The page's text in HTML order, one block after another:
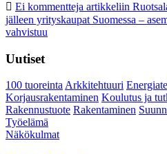
Ei kommentteja artikkeliin
jälleen yrityskaupat Suomessa –
vahvistuu
Uutiset
100 tuoreintaArkkitehtuuri
Korjausrakentaminen Koulutus ja
Rakennustuote Rakentaminen
Työelämä
Näkökulmat